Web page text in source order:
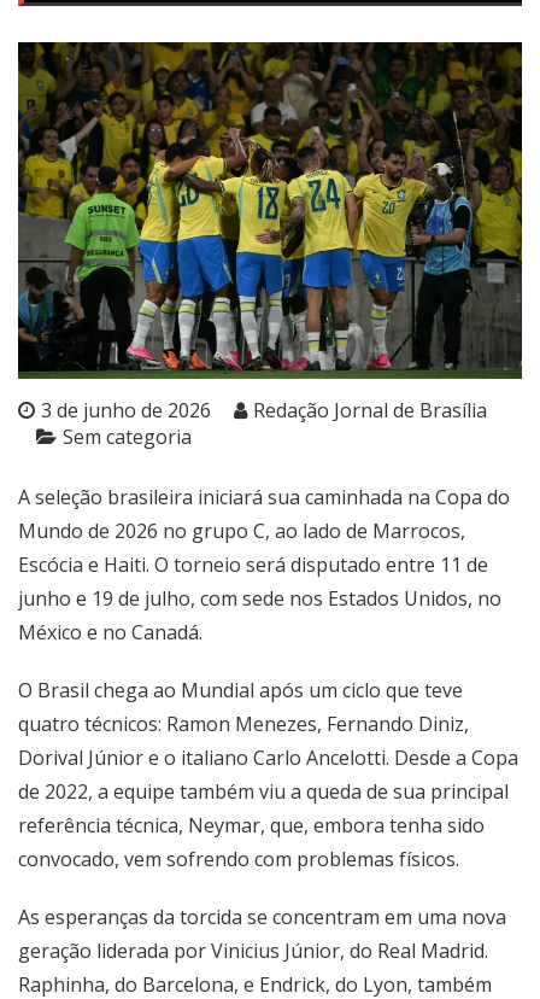
3 de junho de 2026
Redação Jornal de Brasília
Sem categoria
A seleção brasileira iniciará sua caminhada na Copa do
Mundo de 2026 no grupo C, ao lado de Marrocos,
Escócia e Haiti. O torneio será disputado entre 11 de
junho e 19 de julho, com sede nos Estados Unidos, no
México e no Canadá.
O Brasil chega ao Mundial após um ciclo que teve
quatro técnicos: Ramon Menezes, Fernando Diniz,
Dorival Júnior e o italiano Carlo Ancelotti. Desde a Copa
de 2022, a equipe também viu a queda de sua principal
referência técnica, Neymar, que, embora tenha sido
convocado, vem sofrendo com problemas físicos.
As esperanças da torcida se concentram em uma nova
geração liderada por Vinicius Júnior, do Real Madrid.
Raphinha, do Barcelona, e Endrick, do Lyon, também